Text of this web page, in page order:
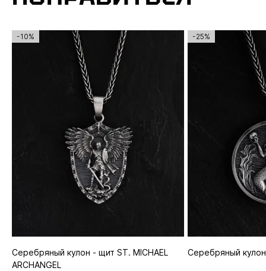
-10%
Серебряный кулон - щит ST. MICHAEL
ARCHANGEL
-25%
Серебряный кулон